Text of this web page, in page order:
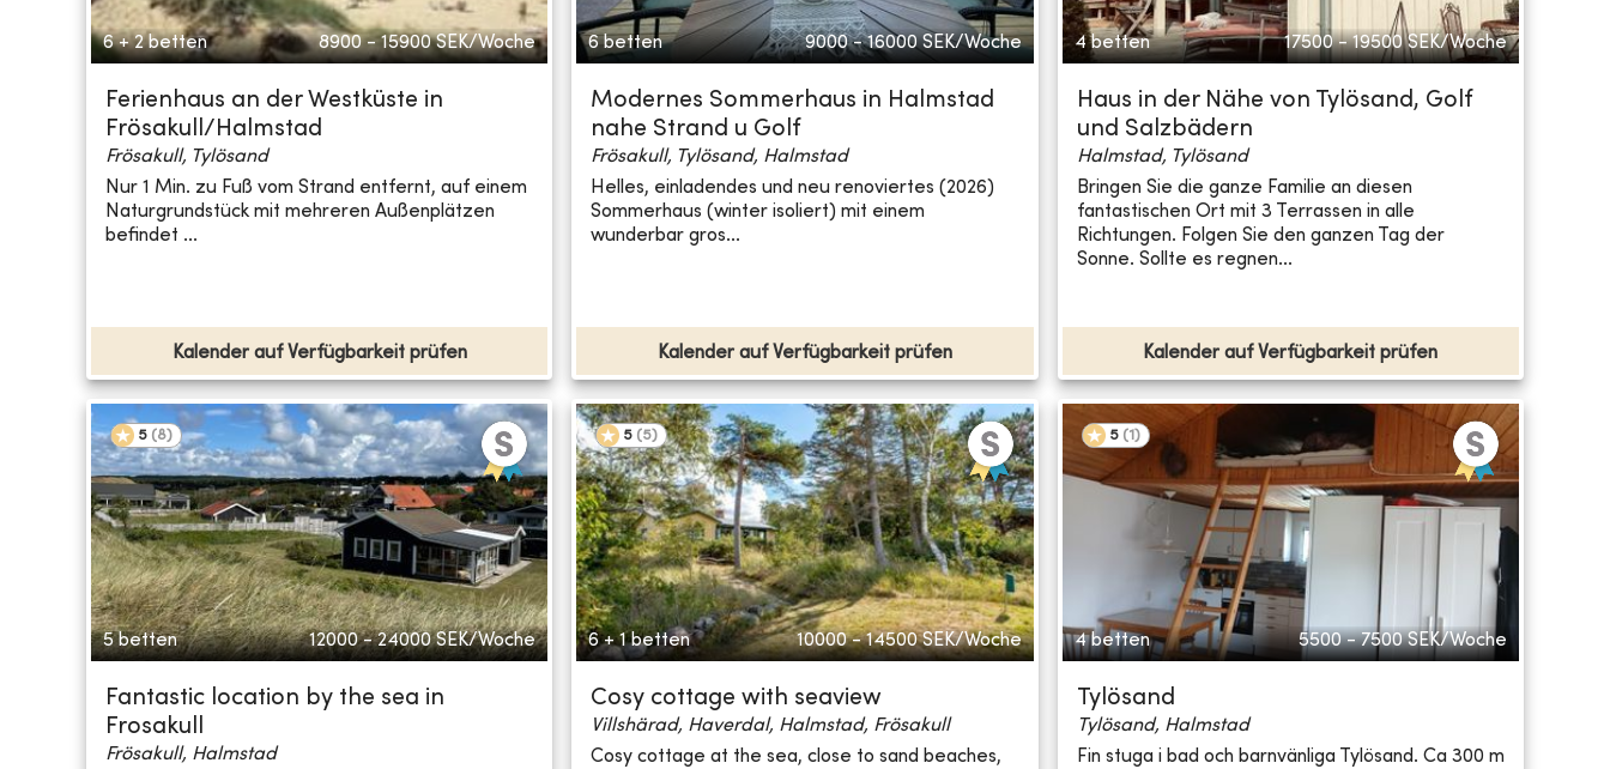
6 + 2 betten 8900 - 15900 SEK/Woche
Ferienhaus an der Westküste in
Frösakull/Halmstad
Frösakull, Tylösand
Nur 1 Min. zu Fuß vom Strand entfernt, auf einem
Naturgrundstück mit mehreren Außenplätzen
befindet ...
Kalender auf Verfügbarkeit prüfen
6 betten 9000 - 16000 SEK/Woche
Modernes Sommerhaus in Halmstad
nahe Strand u Golf
Frösakull, Tylösand, Halmstad
Helles, einladendes und neu renoviertes (2026)
Sommerhaus (winter isoliert) mit einem
wunderbar gros...
Kalender auf Verfügbarkeit prüfen
4 betten 17500 - 19500 SEK/Woche
Haus in der Nähe von Tylösand, Golf
und Salzbädern
Halmstad, Tylösand
Bringen Sie die ganze Familie an diesen
fantastischen Ort mit 3 Terrassen in alle
Richtungen. Folgen Sie den ganzen Tag der
Sonne. Sollte es regnen...
Kalender auf Verfügbarkeit prüfen
5 (8)
5 betten 12000 - 24000 SEK/Woche
Fantastic location by the sea in
Frosakull
Frösakull, Halmstad
5 (5)
6 + 1 betten 10000 - 14500 SEK/Woche
Cosy cottage with seaview
Villshärad, Haverdal, Halmstad, Frösakull
Cosy cottage at the sea, close to sand beaches,
5 (1 )
4 betten 5500 - 7500 SEK/Woche
Tylösand
Tylösand, Halmstad
Fin stuga i bad och barnvänliga Tylösand. Ca 300 m